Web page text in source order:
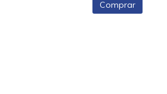
Comprar